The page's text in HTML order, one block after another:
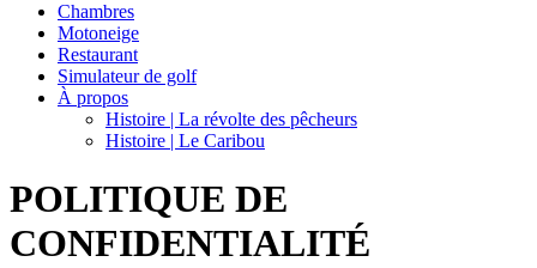
Chambres
Motoneige
Restaurant
Simulateur de golf
À propos
Histoire | La révolte des pêcheurs
Histoire | Le Caribou
POLITIQUE DE
CONFIDENTIALITÉ